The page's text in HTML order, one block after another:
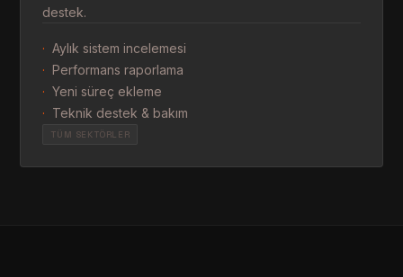
destek.
· Aylık sistem incelemesi
· Performans raporlama
· Yeni süreç ekleme
· Teknik destek & bakım
TÜM SEKTÖRLER